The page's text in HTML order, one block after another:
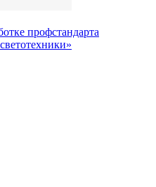
профстандарта